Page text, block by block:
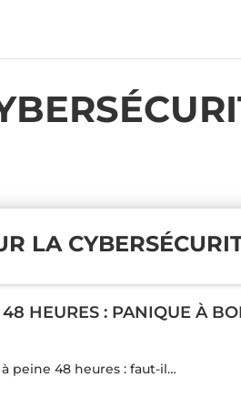
LA
HEURES : PANIQUE À
peine 48 heures : faut-il…